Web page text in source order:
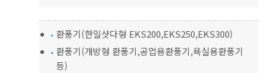
환풍기(한일샷다형 EKS200,EKS250,EKS300)
환풍기(개방형 환풍기,공업용환풍기,욕실용환풍기
등)